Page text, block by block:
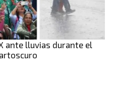
ante lluvias durante el